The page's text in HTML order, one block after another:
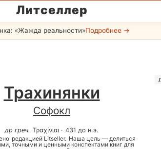
Литселлер
«Жажда реальности»Подробнее →
Трахинянки
Софокл
др греч. Τραχίνιαι· 431 до н.э.
редакцией Litseller. Наша цель — делиться
точными и ценными конспектами книг для